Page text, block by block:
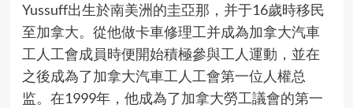
Yussuff出生於南美洲的圭亞那，并于16歲時移民
至加拿大。從他做卡車修理工并成為加拿大汽車
工人工會成員時便開始積極參與工人運動，並在
之後成為了加拿大汽車工人工會第一位人權总
监。在1999年，他成為了加拿大勞工議會的第一